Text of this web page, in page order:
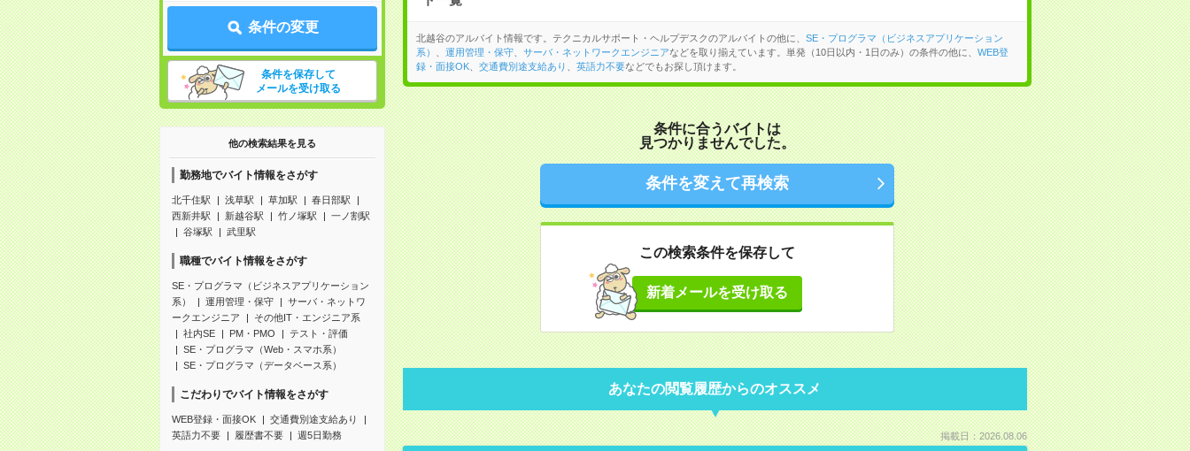
条件の変更
条件を保存して
メールを受け取る
他の検索結果を見る
勤務地でバイト情報をさがす
北千住駅 浅草駅 草加駅
春日部駅
西新井駅
新越谷駅 竹ノ塚駅
一ノ割駅
谷塚駅
武里駅
職種でバイト情報をさがす
SE・プログラマ（ビジネスアプリケーション
系）
運用管理・保守
サーバ・ネットワ
ークエンジニア
その他IT・エンジニア系
社内SE
PM・PMO
テスト・評価
SE・プログラマ（Web・スマホ系）
SE・プログラマ（データベース系）
こだわりでバイト情報をさがす
WEB登録・面接OK
交通費別途支給あり
英語力不要
履歴書不要 週5日勤務
北越谷のアルバイト情報です。テクニカルサポート・ヘルプデスクのアルバイトの他に、 SE・プログラマ（ビジネスアプリケーション
系）
運用管理・保守、 サーバ・ネットワークエンジニアなどを取り揃えています。単発（10日以内・1日のみ）の条件の他に、 WEB登
録・面接OK、 交通費別途支給あり 英語力不要などでもお探し頂けます。
条件に合うバイトは
見つかりませんでした。
条件を変えて再検索
この検索条件を保存して
新着メールを受け取る
あなたの閲覧履歴からのオススメ
掲載日：2026.08.06